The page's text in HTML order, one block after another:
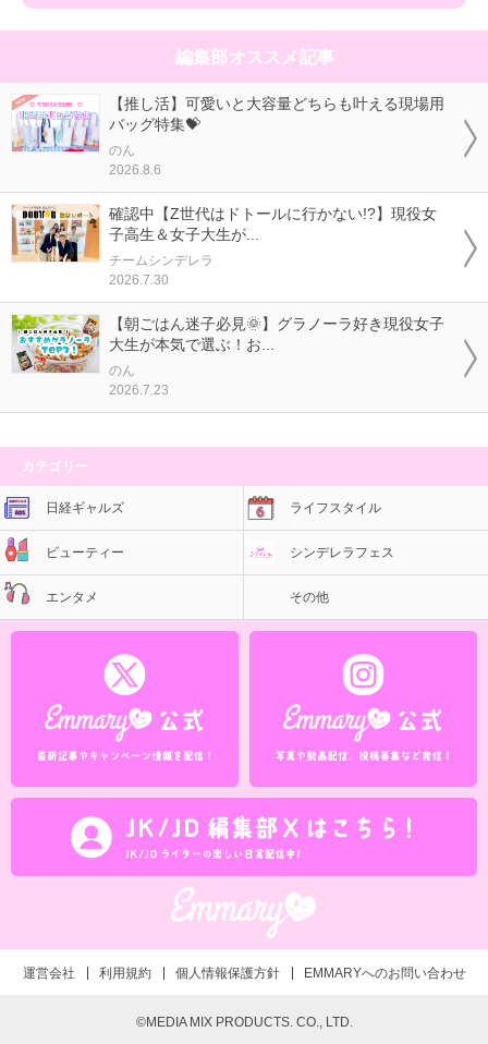
編集部オススメ記事
【推し活】可愛いと大容量どちらも叶える現場用
バッグ特集💝
のん
2026.8.6
確認中【Z世代はドトールに行かない!?】現役女
子高生＆女子大生が...
チームシンデレラ
2026.7.30
【朝ごはん迷子必見🌞】グラノーラ好き現役女子
大生が本気で選ぶ！お...
のん
2026.7.23
カテゴリー
日経ギャルズ ライフスタイル
ビューティー シンデレラフェス
エンタメ その他
運営会社 利用規約 個人情報保護方針 EMMARYへのお問い合わせ
©MEDIA MIX PRODUCTS. CO., LTD.